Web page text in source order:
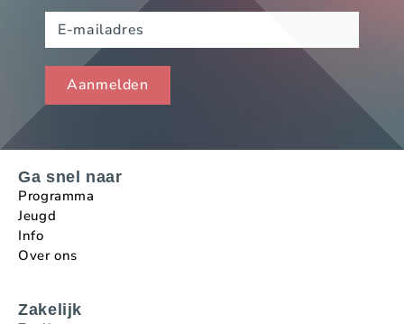
Ga snel naar
Programma
Jeugd
Info
Over ons
Zakelijk